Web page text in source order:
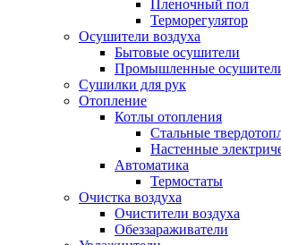
Пленочный пол
Терморегулятор
Осушители воздуха
Бытовые осушители
Промышленные
Сушилки для рук
Отопление
Котлы отопления
Стальные
Настенные
Автоматика
Термостаты
Очистка воздуха
Очистители воздуха
Обеззараживатели